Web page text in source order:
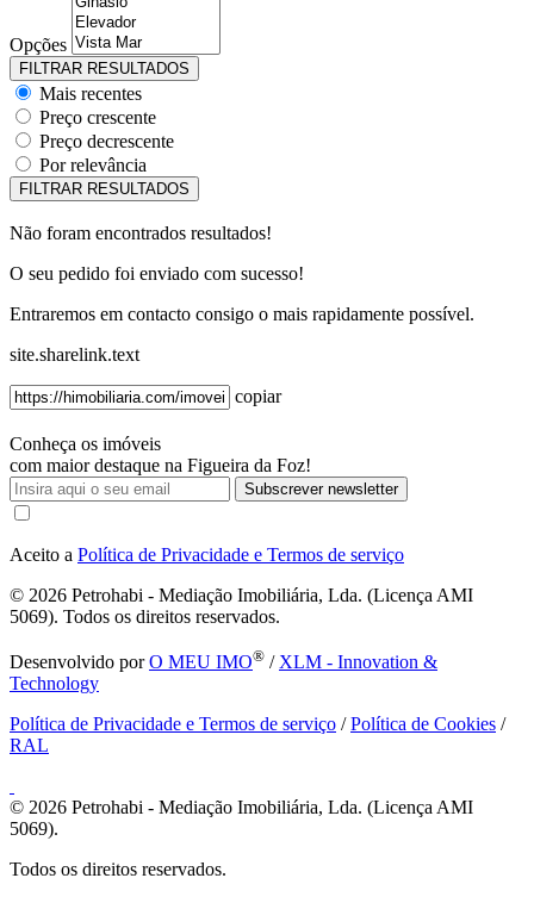
Opções
Mais recentes
Preço crescente
Preço decrescente
Por relevância
Não foram encontrados resultados!
O seu pedido foi enviado com sucesso!
Entraremos em contacto consigo o mais rapidamente possível.
site.sharelink.text
copiar
Conheça os imóveis
com maior destaque na Figueira da Foz!
Subscrever newsletter
Aceito a Política de Privacidade e Termos de serviço
© 2026 Petrohabi - Mediação Imobiliária, Lda. (Licença AMI
5069). Todos os direitos reservados.
Desenvolvido porO MEU IMO® / XLM - Innovation &
Technology
Política de Privacidade e Termos de serviço /Política de Cookies /
RAL
© 2026 Petrohabi - Mediação Imobiliária, Lda. (Licença AMI
5069).
Todos os direitos reservados.